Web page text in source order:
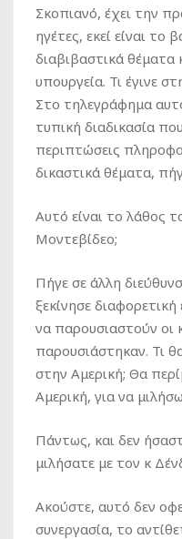
Σκοπιανό, έχει την
ηγέτες, εκεί είναι το
διαβιβαστικά
υπουργεία. Τι έγινε
Στο τηλεγράφημα
τυπική διαδικασία
περιπτώσεις
δικαστικά θέματα,
Αυτό είναι το λάθος
Μοντεβίδεο;
Πήγε σε άλλη
ξεκίνησε
να παρουσιαστούν οι
παρουσιάστηκαν. Τι
στην Αμερική; Θα
Αμερική, για να
Πάντως, και δεν
μιλήσατε με τον κ
Ακούστε, αυτό δεν
συνεργασία, το